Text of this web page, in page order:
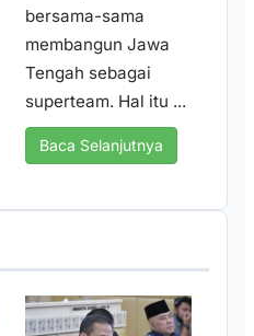
bersama-sama
membangun Jawa
Tengah sebagai
superteam. Hal itu ...
Baca Selanjutnya